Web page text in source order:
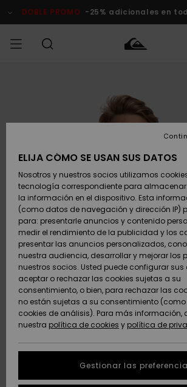
del
DOBLE PROMO -25% adicionales en
Zapatos y
chanclas
Surf
Snow
Novedades
Destacados
Zapatos y
chanclas
Surf
Snow
Novedades
Destacados
Destacados
Snow
SURF
Hombre
Highlights
Comunidad
SNOW
Snow
Hombre
Snow Niños
Tienda
Snow Mujer
Destacados
Comunidad
DOBLE
PROMO
Hombre
Outlet
Mujer
AYUDA &
CONTACTO
Envio
Devoluciones
Pago
Tarjeta de
regalo
Quiksilver
Freedom
Protección de
datos
personales
SOSTENIBILIDAD
ELIJA CÓMO SE USAN SUS DATOS
Nosotros y nuestros socios utilizamos
tecnología correspondiente para
la información en el dispositivo. Esta
(como datos de navegación y dirección IP)
para: presentarle anuncios y contenido
medir el rendimiento de la publicidad y los
presentar las anuncios personalizados,
nuestra audiencia, desarrollar y mejorar los
nuestros socios. Usted puede configurar
aceptar o rechazar las cookies sujetas a su
consentimiento, o bien, para rechazar las
no están sujetas a su consentimiento
cookies de análisis). Para más información,
nuestra política de cookies y política de
Gestionar las